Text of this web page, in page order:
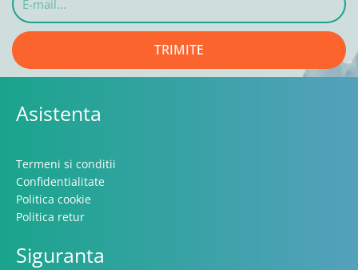
mail...
TRIMITE
Asistenta
Termeni si conditii
Confidentialitate
Politica cookie
Politica retur
Siguranta